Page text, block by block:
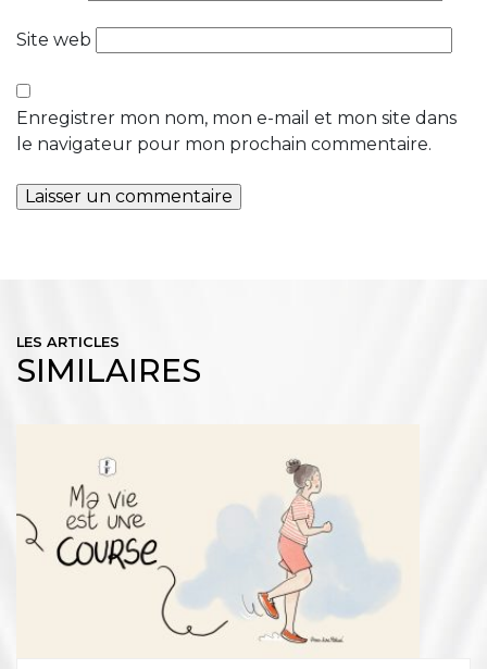
Site web
Enregistrer mon nom, mon e-mail et mon site dans
le navigateur pour mon prochain commentaire.
LES ARTICLES
SIMILAIRES